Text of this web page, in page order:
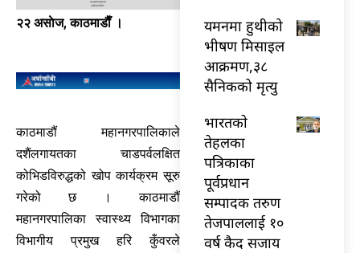
२२ असाेज, काठमाडाैँ ।
काठमाडौं महानगरपालिकाले
दशैंलगायतका चाडपर्वलक्षित
कोभिडविरुद्धको खोप कार्यक्रम सूरु
गरेको छ । काठमाडौं
महानगरपालिका स्वास्थ्य विभागका
विभागीय प्रमुख हरि कुँवरले
यमनमा हुथीको
भीषण मिसाइल
आक्रमण,३८
सैनिकको मृत्यु
भारतकाे
तेहलका
पत्रिकाका
पूर्वप्रधान
सम्पादक तरुण
तेजपाललाई १०
वर्ष कैद सजाय